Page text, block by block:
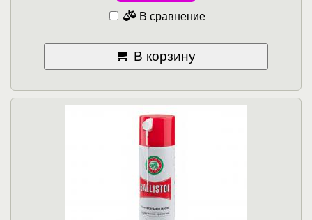
В сравнение
В корзину